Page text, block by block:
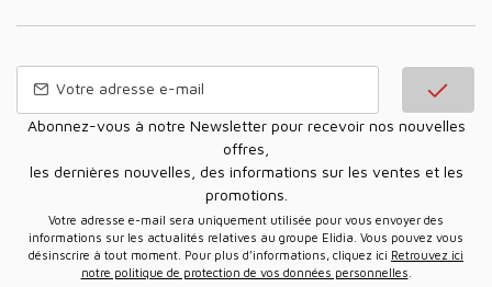
Abonnez-vous à notre Newsletter pour recevoir nos nouvelles
offres,
les dernières nouvelles, des informations sur les ventes et les
promotions.
Votre adresse e-mail sera uniquement utilisée pour vous envoyer des
informations sur les actualités relatives au groupe Elidia. Vous pouvez vous
désinscrire à tout moment. Pour plus d’informations, cliquez ici Retrouvez ici
notre politique de protection de vos données personnelles